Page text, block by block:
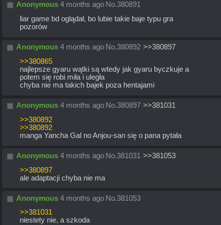
Anonymous 4 months ago No.380891
liar game bd oglądał, bo lubie takie baje typu gra
pozorów
Anonymous 4 months ago No.380892 >>380897
>>380865
najlepsze gyaru wątki są wtedy jak gyaru byczkuje a
potem się robi miła i uległa
chyba nie ma takich bajek poza hentajami
Anonymous 4 months ago No.380897 >>381031
>>380892
>>380892
manga Yancha Gal no Anjou-san się o pana pytała
Anonymous 4 months ago No.381031 >>381053
>>380897
ale adaptacji chyba nie ma
Anonymous 4 months ago No.381053
>>381031
niestety nie, a szkoda